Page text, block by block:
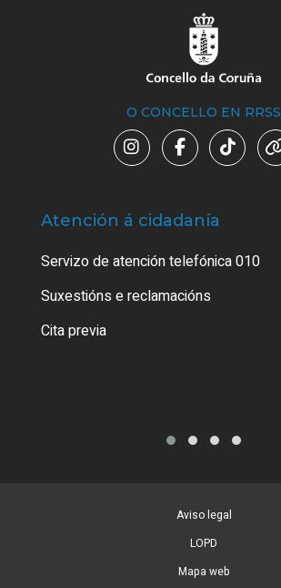
O CONCELLO EN RRSS
Atención á cidadanía
Servizo de atención telefónica 010
Suxestións e reclamacións
Cita previa
Aviso legal
LOPD
Mapa web